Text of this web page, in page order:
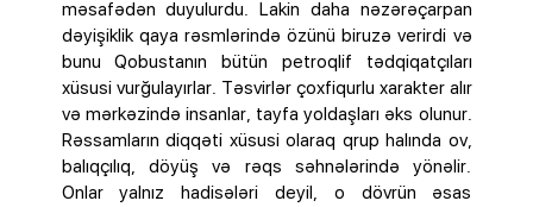
məsafədən duyulurdu. Lakin daha nəzərəçarpan
dəyişiklik qaya rəsmlərində özünü biruzə verirdi və
bunu Qobustanın bütün petroqlif tədqiqatçıları
xüsusi vurğulayırlar. Təsvirlər çoxfiqurlu xarakter alır
və mərkəzində insanlar, tayfa yoldaşları əks olunur.
Rəssamların diqqəti xüsusi olaraq qrup halında ov,
balıqçılıq, döyüş və rəqs səhnələrində yönəlir.
Onlar yalnız hadisələri deyil, o dövrün əsas